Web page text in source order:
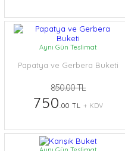
Aynı Gün Teslimat
Papatya ve Gerbera Buketi
850.00 TL
750.00 TL + KDV